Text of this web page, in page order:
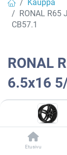
Etusivu
Kauppa
RONAL R65
CB57.1
RONAL
6.5x16
EAN:
Tällä